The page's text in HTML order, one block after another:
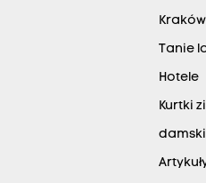
Kraków
Tanie
Hotele
Kurtki